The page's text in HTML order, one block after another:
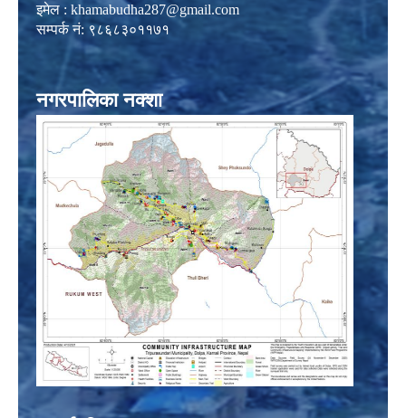
इमेल : khamabudha287@gmail.com
सम्पर्क नं: ९८६८३०११७१
नगरपालिका नक्शा